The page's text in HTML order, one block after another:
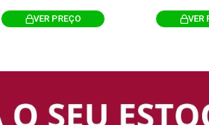
VER PREÇO VER